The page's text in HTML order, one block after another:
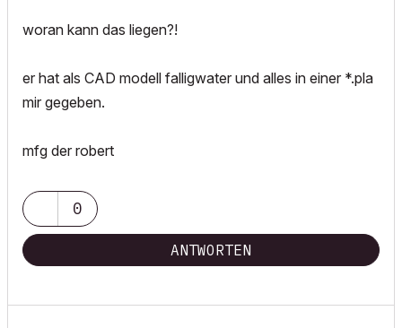
woran kann das liegen?!
er hat als CAD modell falligwater und alles in einer *.pla
mir gegeben.
mfg der robert
0
ANTWORTEN